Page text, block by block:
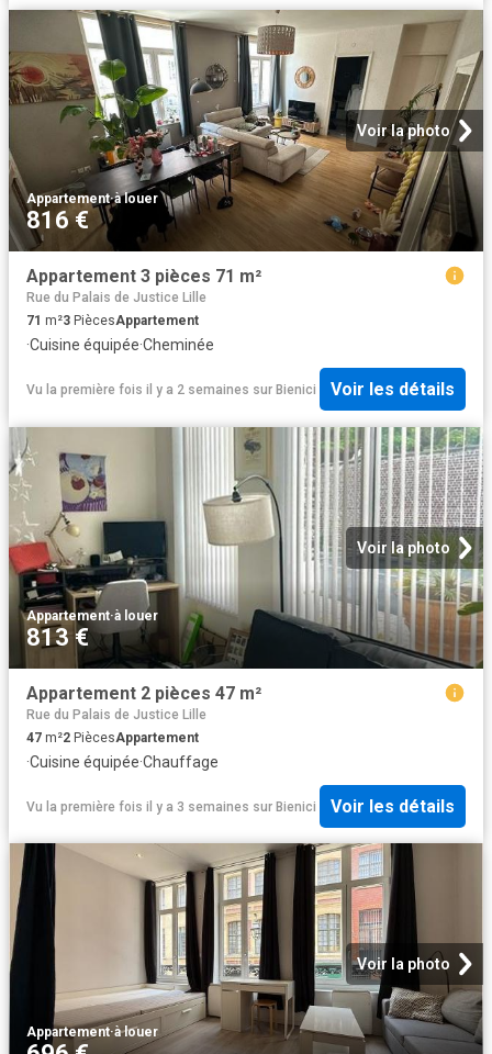
Voir la photo
Appartement·à louer
816 €
Appartement 3 pièces 71 m²
Rue du Palais de Justice Lille
71 m²3 PiècesAppartement
·Cuisine équipée·Cheminée
Vu la première fois il y a 2 semaines sur Bienici Voir les détails
Voir la photo
Appartement·à louer
813 €
Appartement 2 pièces 47 m²
Rue du Palais de Justice Lille
47 m²2 PiècesAppartement
·Cuisine équipée·Chauffage
Vu la première fois il y a 3 semaines sur Bienici Voir les détails
Voir la photo
Appartement·à louer